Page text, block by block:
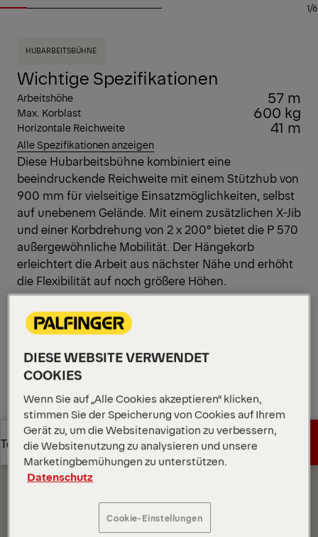
1/6
HUBARBEITSBÜHNE
Wichtige Spezifikationen
Arbeitshöhe 57 m
Max. Korblast 600 kg
Horizontale Reichweite 41 m
Alle Spezifikationen anzeigen
Diese Hubarbeitsbühne kombiniert eine
beeindruckende Reichweite mit einem Stützhub von
900 mm für vielseitige Einsatzmöglichkeiten, selbst
auf unebenem Gelände. Mit einem zusätzlichen X-Jib
und einer Korbdrehung von 2 x 200° bietet die P 570
außergewöhnliche Mobilität. Der Hängekorb
erleichtert die Arbeit aus nächster Nähe und erhöht
die Flexibilität auf noch größere Höhen.
Diagramme öffnen
Angebot anfordern
Angebot anfordern
Vertriebspartner finden
Vertriebspartner finden
Technische Daten
Angebot anfordern
Diagramme
DIESE WEBSITE VERWENDET
COOKIES
Wenn Sie auf „Alle Cookies akzeptieren“ klicken,
stimmen Sie der Speicherung von Cookies auf Ihrem
Gerät zu, um die Websitenavigation zu verbessern,
die Websitenutzung zu analysieren und unsere
Marketingbemühungen zu unterstützen.
Datenschutz
Cookie-Einstellungen